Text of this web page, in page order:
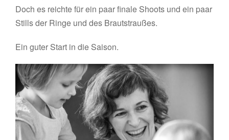
Doch es reichte für ein paar finale Shoots und ein paar
Stills der Ringe und des Brautstraußes.
Ein guter Start in die Saison.